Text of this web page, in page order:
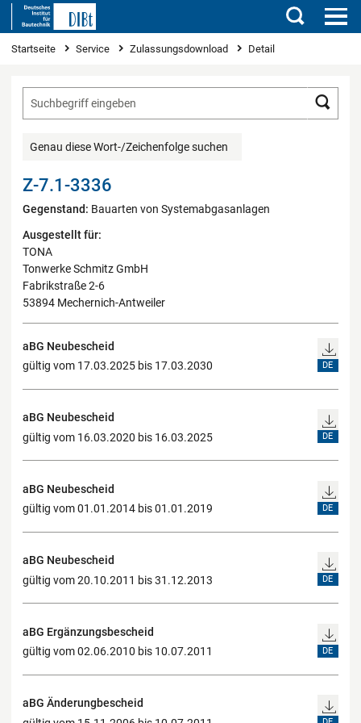
Suchen
Sie sind hier
Startseite Service Zulassungsdownload Detail
Genau diese Wort-/Zeichenfolge suchen
Z-7.1-3336
Gegenstand: Bauarten von Systemabgasanlagen
Ausgestellt für:
TONA
Tonwerke Schmitz GmbH
Fabrikstraße 2-6
53894 Mechernich-Antweiler
aBG Neubescheid
gültig vom 17.03.2025 bis 17.03.2030
DE
aBG Neubescheid
gültig vom 16.03.2020 bis 16.03.2025
DE
aBG Neubescheid
gültig vom 01.01.2014 bis 01.01.2019
DE
aBG Neubescheid
gültig vom 20.10.2011 bis 31.12.2013
DE
aBG Ergänzungsbescheid
gültig vom 02.06.2010 bis 10.07.2011
DE
aBG Änderungbescheid